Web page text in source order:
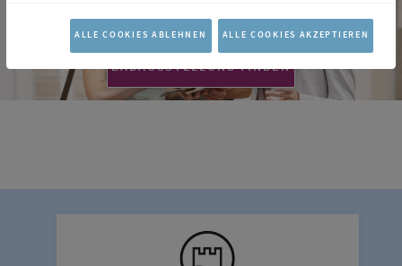
BADAUSSTELLUNG FINDEN
ALLE COOKIES ABLEHNEN ALLE COOKIES AKZEPTIEREN